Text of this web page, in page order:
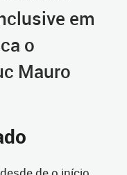
em
o
Mauro